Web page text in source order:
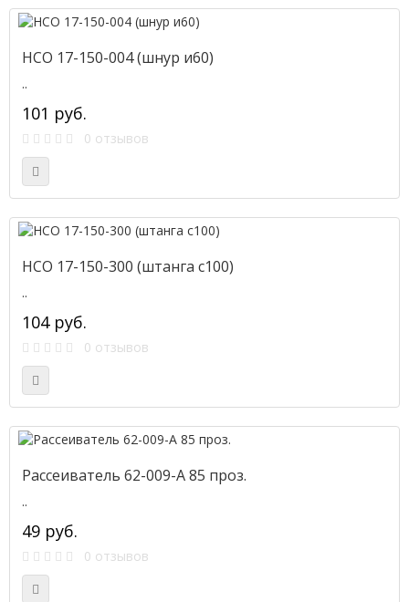
НСО 17-150-004 (шнур и60)
..
101 руб.
0 отзывов
НСО 17-150-300 (штанга c100)
..
104 руб.
0 отзывов
Рассеиватель 62-009-А 85 проз.
..
49 руб.
0 отзывов